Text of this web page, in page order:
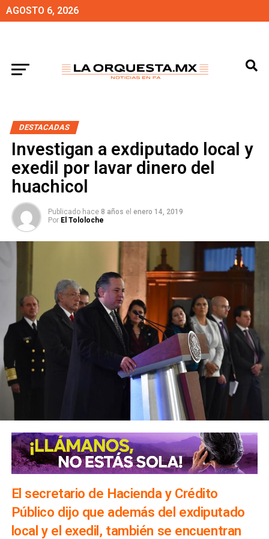
AGOSTO 6, 2026
DESTACADAS
Investigan a exdiputado local y
exedil por lavar dinero del
huachicol
Publicado hace 8 años el enero 14, 2019
Por El Tololoche
El secretario de Hacienda y Crédito
Público dijo que además del exdiputado
local y el exedil, también se encuentran